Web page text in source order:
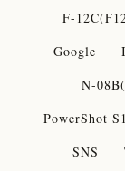
F-
Google
N-
PowerShot
SNS